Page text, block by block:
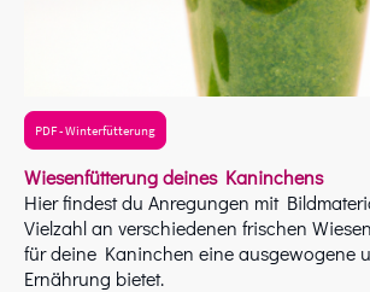
PDF - Winterfütterung
Wiesenfütterung deines Kaninchens
Hier findest du Anregungen mit
Vielzahl an verschiedenen frischen
für deine Kaninchen eine ausgewogene
Ernährung bietet.